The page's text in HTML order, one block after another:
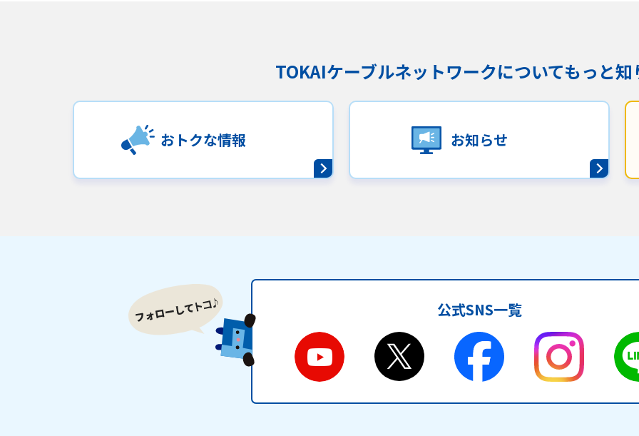
TOKAIケーブルネットワークについてもっと知
おトクな情報 お知らせ
公式SNS一覧